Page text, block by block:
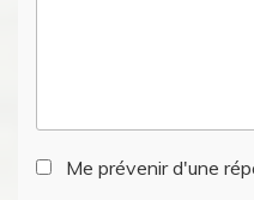
Me prévenir d'une